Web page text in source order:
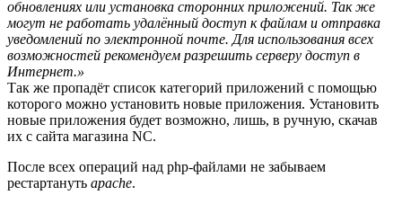
обновлениях или установка сторонних приложений. Так же
могут не работать удалённый доступ к файлам и отправка
уведомлений по электронной почте. Для использования всех
возможностей рекомендуем разрешить серверу доступ в
Интернет.»
Так же пропадёт список категорий приложений с помощью
которого можно установить новые приложения. Установить
новые приложения будет возможно, лишь, в ручную, скачав
их с сайта магазина NC.
После всех операций над php-файлами не забываем
рестартануть apache.